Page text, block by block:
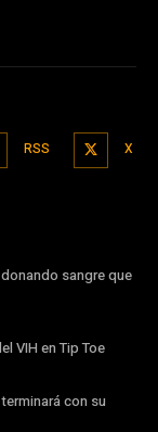
RSS X
sangre que
VIH en Tip Toe
con su